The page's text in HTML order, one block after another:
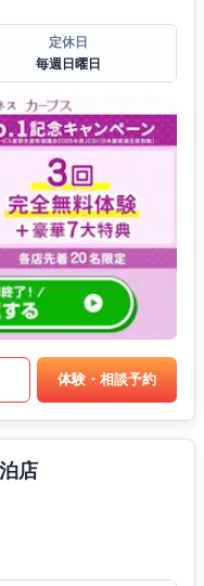
定休日
毎週日曜日
体験・相談予約
店